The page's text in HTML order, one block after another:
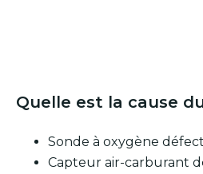
Quelle est la cause
Sonde à oxygène
Capteur air-carburant